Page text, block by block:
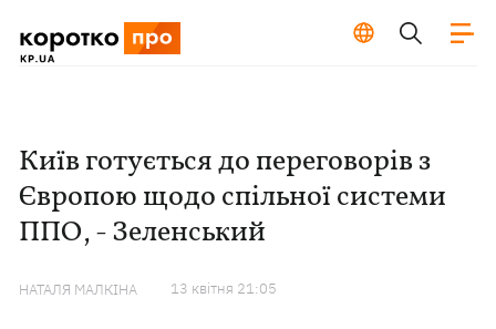
Київ готується до переговорів з
Європою щодо спільної системи
ППО, - Зеленський
НАТАЛЯ МАЛКІНА 13 квiтня 21:05